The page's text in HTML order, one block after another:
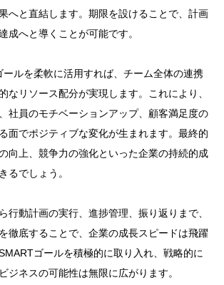
へと直結します。期限を設けることで、計画
成へと導くことが可能です。
ルを柔軟に活用すれば、チーム全体の連携
なリソース配分が実現します。これにより、
社員のモチベーションアップ、顧客満足度の
面でポジティブな変化が生まれます。最終的
向上、競争力の強化といった企業の持続的成
るでしょう。
行動計画の実行、進捗管理、振り返りまで、
徹底することで、企業の成長スピードは飛躍
ゴールを積極的に取り入れ、戦略的に
ジネスの可能性は無限に広がります。